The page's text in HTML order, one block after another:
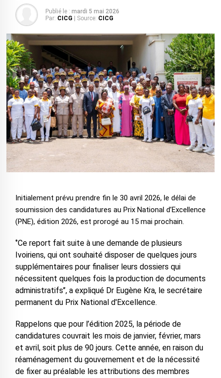
Publié le : mardi 5 mai 2026
Par: CICG | Source: CICG
Initialement prévu prendre fin le 30 avril 2026, le délai de
soumission des candidatures au Prix National d’Excellence
(PNE), édition 2026, est prorogé au 15 mai prochain.
‘’Ce report fait suite à une demande de plusieurs
Ivoiriens, qui ont souhaité disposer de quelques jours
supplémentaires pour finaliser leurs dossiers qui
nécessitent quelques fois la production de documents
administratifs’’, a expliqué Dr Eugène Kra, le secrétaire
permanent du Prix National d'Excellence.
Rappelons que pour l’édition 2025, la période de
candidatures couvrait les mois de janvier, février, mars
et avril, soit plus de 90 jours. Cette année, en raison du
réaménagement du gouvernement et de la nécessité
de fixer au préalable les attributions des membres